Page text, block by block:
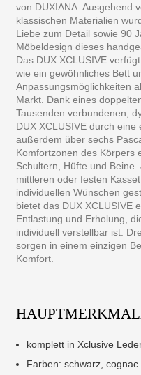
von DUXIANA. Ausgehend
klassischen Materialien
Liebe zum Detail sowie 90
Möbeldesign dieses
Das DUX XCLUSIVE
wie ein gewöhnliches Bett
Anpassungsmöglichkeiten
Markt. Dank eines
Tausenden verbundenen,
DUX XCLUSIVE durch
außerdem über sechs
Komfortzonen des Körpers
Schultern, Hüfte und
mittleren oder festen
individuellen Wünschen
bietet das DUX XCLUSIVE
Entlastung und Erholung,
individuell verstellbar ist.
sorgen in einem einzigen
Komfort.
komplett in Xclusive
Farben: schwarz,